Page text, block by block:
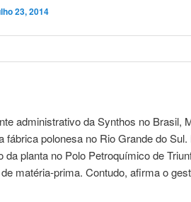
23, 2014
administrativo da Synthos no Brasil,
fábrica polonesa no Rio Grande do
da planta no Polo Petroquímico de
matéria-prima. Contudo, afirma o